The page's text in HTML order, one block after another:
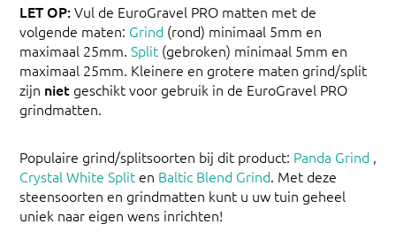
LET OP:Vul de EuroGravel PRO matten met de
volgende maten: Grind (rond) minimaal 5mm en
maximaal 25mm. Split (gebroken) minimaal 5mm en
maximaal 25mm. Kleinere en grotere maten grind/split
zijn niet geschikt voor gebruik in de EuroGravel PRO
grindmatten.
Populaire grind/splitsoorten bij dit product: Panda Grind ,
Crystal White Split en Baltic Blend Grind. Met deze
steensoorten en grindmatten kunt u uw tuin geheel
uniek naar eigen wens inrichten!